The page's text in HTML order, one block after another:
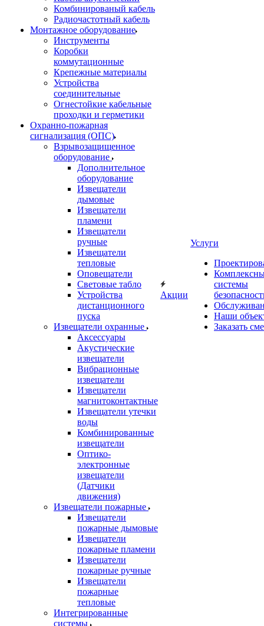
Комбинированый кабель
Радиочастотный кабель
Монтажное оборудование
Инструменты
Коробки
коммутационные
Крепежные материалы
Устройства
соединительные
Огнестойкие кабельные
проходки и герметики
Охранно-пожарная
сигнализация (ОПС)
Взрывозащищенное
оборудование
Дополнительное
оборудование
Извещатели
дымовые
Извещатели
пламени
Извещатели
ручные
Извещатели
тепловые
Оповещатели
Световые табло
Устройства
дистанционного
пуска
Извещатели охранные
Аксессуары
Акустические
извещатели
Вибрационные
извещатели
Извещатели
магнитоконтактные
Извещатели утечки
воды
Комбинированные
извещатели
Оптико-
электронные
извещатели
(Датчики
движения)
Извещатели пожарные
Извещатели
пожарные дымовые
Извещатели
пожарные пламени
Извещатели
пожарные ручные
Извещатели
пожарные
тепловые
Интегрированные
системы
Акции
Услуги
системы
Наши
Заказать